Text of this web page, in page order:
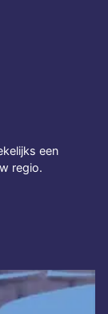
een
regio.